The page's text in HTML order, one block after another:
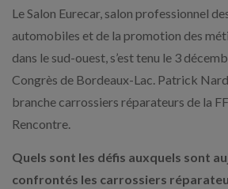
Le Salon Eurecar, salon professionnel
automobiles et de la promotion des
dans le sud-ouest, s’est tenu le 3
Congrès de Bordeaux-Lac. Patrick
branche carrossiers réparateurs de la
Rencontre.
Quels sont les défis auxquels sont
confrontés les carrossiers